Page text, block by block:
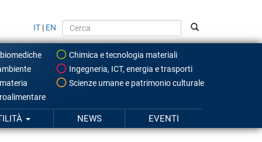
IT | EN
Chimica e tecnologia materiali
Ingegneria, ICT, energia e trasporti
Scienze umane e patrimonio culturale
NEWS EVENTI